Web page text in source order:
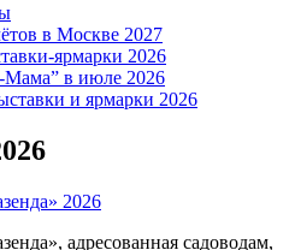
в Москве 2027
ярмарки 2026
в июле 2026
и ярмарки 2026
2026
адресованная садоводам,